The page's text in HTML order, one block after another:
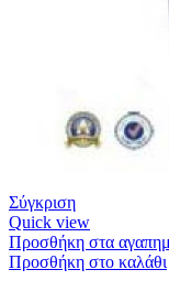
Σύγκριση
Quick view
Προσθήκη στα
Προσθήκη στο καλάθι